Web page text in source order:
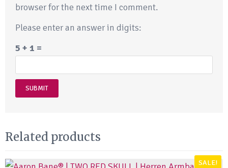
browser for the next time I comment.
Please enter an answer in digits:
5 + 1 =
Related products
SALE!